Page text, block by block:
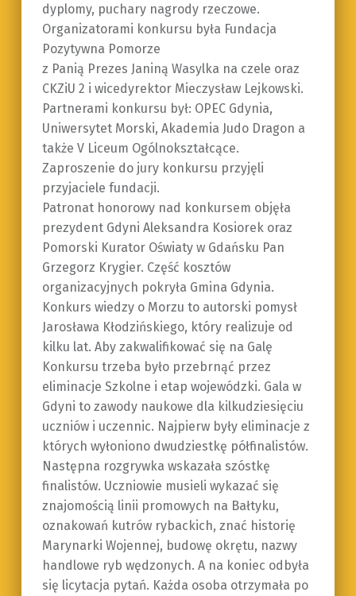
dyplomy, puchary nagrody rzeczowe.
Organizatorami konkursu była Fundacja
Pozytywna Pomorze
z Panią Prezes Janiną Wasylka na czele oraz
CKZiU 2 i wicedyrektor Mieczysław Lejkowski.
Partnerami konkursu był: OPEC Gdynia,
Uniwersytet Morski, Akademia Judo Dragon a
także V Liceum Ogólnokształcące.
Zaproszenie do jury konkursu przyjęli
przyjaciele fundacji.
Patronat honorowy nad konkursem objęła
prezydent Gdyni Aleksandra Kosiorek oraz
Pomorski Kurator Oświaty w Gdańsku Pan
Grzegorz Krygier. Część kosztów
organizacyjnych pokryła Gmina Gdynia.
Konkurs wiedzy o Morzu to autorski pomysł
Jarosława Kłodzińskiego, który realizuje od
kilku lat. Aby zakwalifikować się na Galę
Konkursu trzeba było przebrnąć przez
eliminacje Szkolne i etap wojewódzki. Gala w
Gdyni to zawody naukowe dla kilkudziesięciu
uczniów i uczennic. Najpierw były eliminacje z
których wyłoniono dwudziestkę półfinalistów.
Następna rozgrywka wskazała szóstkę
finalistów. Uczniowie musieli wykazać się
znajomością linii promowych na Bałtyku,
oznakowań kutrów rybackich, znać historię
Marynarki Wojennej, budowę okrętu, nazwy
handlowe ryb wędzonych. A na koniec odbyła
się licytacja pytań. Każda osoba otrzymała po